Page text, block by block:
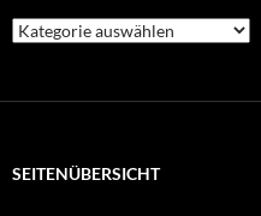
Welche
Beiträge
SEITENÜBERSICHT